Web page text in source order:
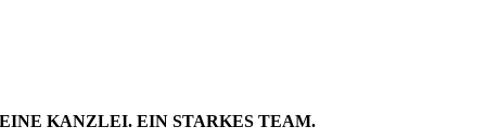
EINE KANZLEI. EIN STARKES TEAM.